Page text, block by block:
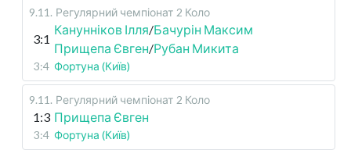
9.11 . Регулярний чемпіонат 2 Коло
3:1
Канунніков Ілля/Бачурін Максим
Прищепа Євген/Рубан Микита
3:4 Фортуна (Київ)
9.11 . Регулярний чемпіонат 2 Коло
1:3 Прищепа Євген
3:4 Фортуна (Київ)